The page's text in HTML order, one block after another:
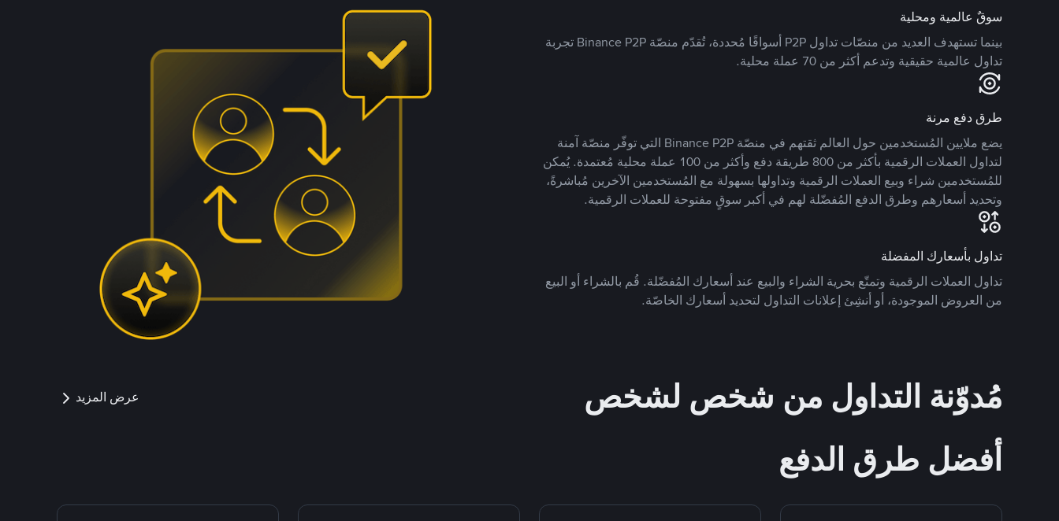
سوقٌ عالمية ومحلية
بينما تستهدف العديد من منصّات تداول P2P أسواقًا مُحددة، تُقدّم منصّة Binance P2P تجربة
تداول عالمية حقيقية وتدعم أكثر من 70 عملة محلية.
طرق دفع مرنة
يضع ملايين المُستخدمين حول العالم ثقتهم في منصّة Binance P2P التي توفّر منصّة آمنة
لتداول العملات الرقمية بأكثر من 800 طريقة دفع وأكثر من 100 عملة محلية مُعتمدة. يُمكن
للمُستخدمين شراء وبيع العملات الرقمية وتداولها بسهولة مع المُستخدمين الآخرين مُباشرةً،
وتحديد أسعارهم وطرق الدفع المُفضّلة لهم في أكبر سوقٍ مفتوحة للعملات الرقمية.
تداول بأسعارك المفضلة
تداول العملات الرقمية وتمتّع بحرية الشراء والبيع عند أسعارك المُفضّلة. قُم بالشراء أو البيع
من العروض الموجودة، أو أنشِئ إعلانات التداول لتحديد أسعارك الخاصّة.
مُدوّنة التداول من شخص لشخص عرض المزيد
أفضل طرق الدفع